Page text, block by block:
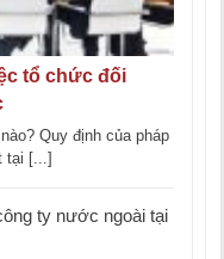
tổ chức đối
Quy định của pháp
tại [...]
ty nước ngoài tại